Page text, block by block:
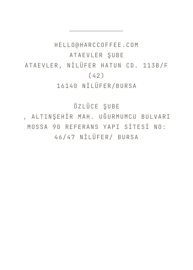
HELLO@HARCCOFFEE.COM
ATAEVLER ŞUBE
ATAEVLER, NİLÜFER HATUN CD. 113B/F
(42)
16140 NİLÜFER/BURSA
ÖZLÜCE ŞUBE
, ALTINŞEHİR MAH. UĞURMUMCU BULVARI
MOSSA 90 REFERANS YAPI SİTESİ NO:
46/47 NİLÜFER/ BURSA